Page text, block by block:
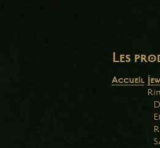
Les
Accueil